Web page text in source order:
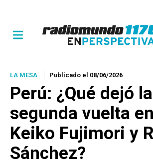
LA MESA Publicado el 08/06/2026
Perú: ¿Qué dejó la
segunda vuelta
Keiko Fujimori y
Sánchez?